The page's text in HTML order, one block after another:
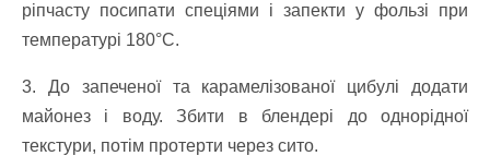
ріпчасту посипати спеціями і запекти у фользі при
температурі 180°С.
3. До запеченої та карамелізованої цибулі додати
майонез і воду. Збити в блендері до однорідної
текстури, потім протерти через сито.